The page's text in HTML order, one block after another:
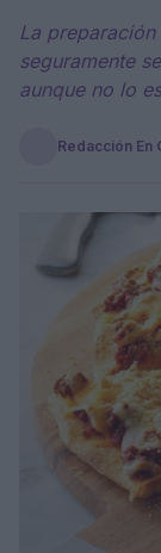
La
seguramente
aunque no lo
Redacción En